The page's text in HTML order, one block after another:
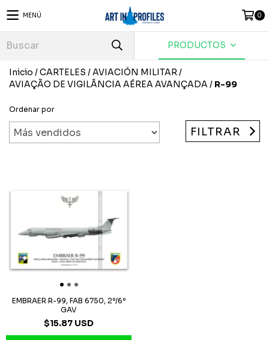
MENÚ 0
PRODUCTOS
Inicio /CARTELES /AVIACIÓN MILITAR/
AVIAÇÃO DE VIGILÂNCIA AÉREA AVANÇADA / R-99
Ordenar por
FILTRAR
EMBRAER R-99, FAB 6750, 2º/6º
GAV
$15.87 USD